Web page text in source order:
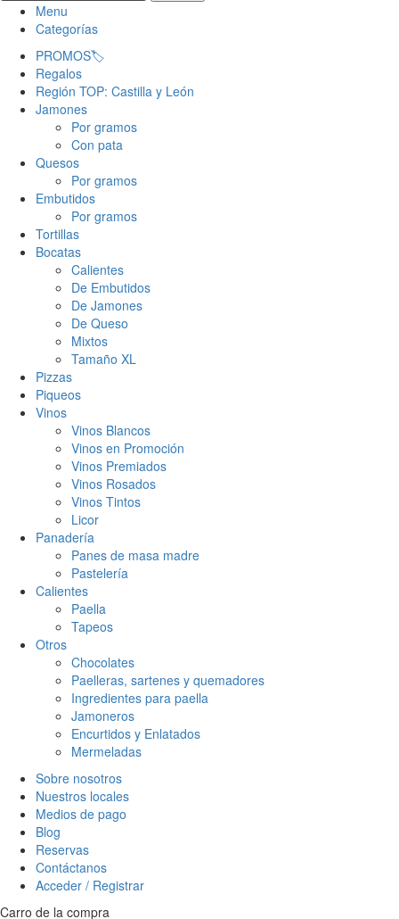
Menu
Categorías
PROMOS🏷️
Regalos
Región TOP: Castilla y León
Jamones
Por gramos
Con pata
Quesos
Por gramos
Embutidos
Por gramos
Tortillas
Bocatas
Calientes
De Embutidos
De Jamones
De Queso
Mixtos
Tamaño XL
Pizzas
Piqueos
Vinos
Vinos Blancos
Vinos en Promoción
Vinos Premiados
Vinos Rosados
Vinos Tintos
Licor
Panadería
Panes de masa madre
Pastelería
Calientes
Paella
Tapeos
Otros
Chocolates
Paelleras, sartenes y quemadores
Ingredientes para paella
Jamoneros
Encurtidos y Enlatados
Mermeladas
Sobre nosotros
Nuestros locales
Medios de pago
Blog
Reservas
Contáctanos
Acceder / Registrar
Carro de la compra